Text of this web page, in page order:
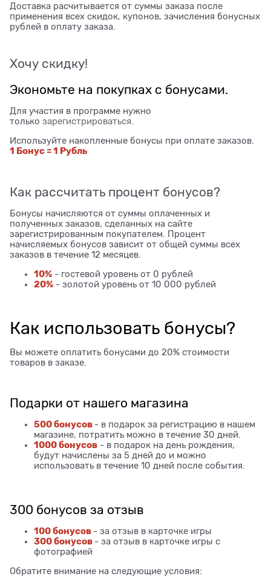
Доставка расчитывается от суммы заказа после
применения всех скидок, купонов, зачисления бонусных
рублей в оплату заказа.
Хочу скидку!
Экономьте на покупках с бонусами.
Для участия в программе нужно
только зарегистрироваться
Используйте накопленные бонусы при оплате заказов.
1 Бонус = 1 Рубль
Как рассчитать процент бонусов?
Бонусы начисляются от суммы оплаченных и
полученных заказов, сделанных на сайте
зарегистрированным покупателем. Процент
начисляемых бонусов зависит от общей суммы всех
заказов в течение 12 месяцев.
10% - гостевой уровень от 0 рублей
20% - золотой уровень от 10 000 рублей
Как использовать бонусы?
Вы можете оплатить бонусами до 20% стоимости
товаров в заказе.
Подарки от нашего магазина
500 бонусов - в подарок за регистрацию в нашем
магазине, потратить можно в течение 30 дней.
1000 бонусов - в подарок на день рождения,
будут начислены за 5 дней до и можно
использовать в течение 10 дней после события.
300 бонусов за отзыв
100 бонусов - за отзыв в карточке игры
300 бонусов - за отзыв в карточке игры с
фотографией
Обратите внимание на следующие условия: